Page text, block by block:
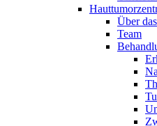
Über
Team